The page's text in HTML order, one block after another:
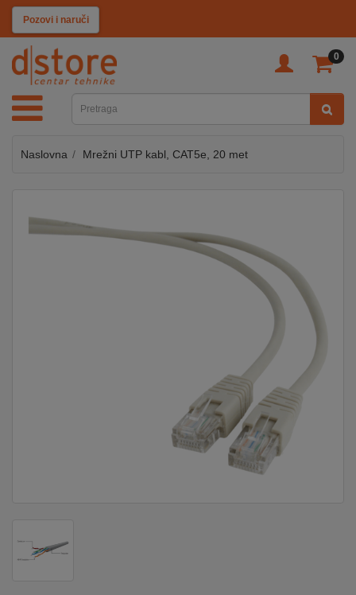
Pozovi i naruči
0
KATEGORIJE
TV
SAT
MOBILNI
KLIMATIZACIJA
Naslovna Mrežni UTP kabl, CAT5e, 20 met